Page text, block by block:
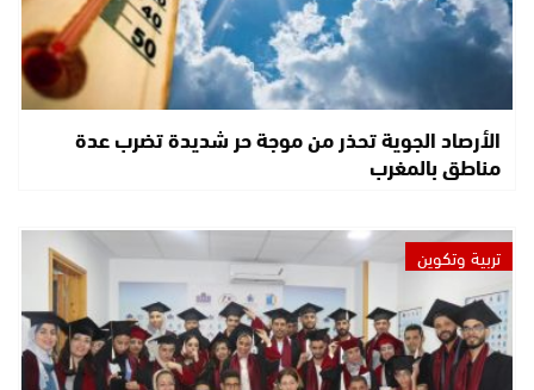
الأرصاد الجوية تحذر من موجة حر شديدة تضرب عدة
مناطق بالمغرب
تربية وتكوين